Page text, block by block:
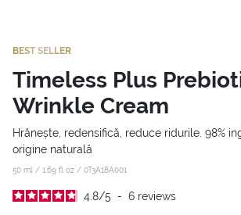
BEST SELLER
Timeless Plus
Wrinkle Cream
Hrănește, redensifică, reduce ridurile. 98%
origine naturală
50 ml / 1.69 fl oz / 0T3A18A001
4.8/5 - 6 reviews